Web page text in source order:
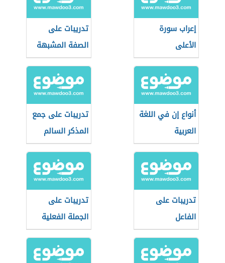
إعراب سورة
الأعلى
تدريبات على
الصفة المشبهة
أنواع إن في اللغة
العربية
تدريبات على جمع
المذكر السالم
تدريبات على
الفاعل
تدريبات على
الجملة الفعلية